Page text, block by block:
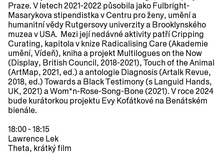
Praze. V letech 2021-2022 působila jako Fulbright-
Masarykova stipendistka v Centru pro ženy, umění a
humanitní vědy Rutgersovy univerzity a Brooklynského
muzea v USA. Mezi její nedávné aktivity patří Cripping
Curating, kapitola v knize Radicalising Care (Akademie
umění, Vídeň), kniha a projekt Multilogues on the Now
(Display, British Council, 2018-2021), Touch of the Animal
(ArtMap, 2021, ed.) a antologie Diagnosis (Artalk Revue,
2018, ed.) Towards a Black Testimony (s Languid Hands,
UK, 2021) a Wom*n-Rose-Song-Bone (2021). V roce 2024
bude kurátorkou projektu Evy Koťátkové na Benátském
bienále.
18:00 - 18:15
Lawrence Lek
Theta, krátký film